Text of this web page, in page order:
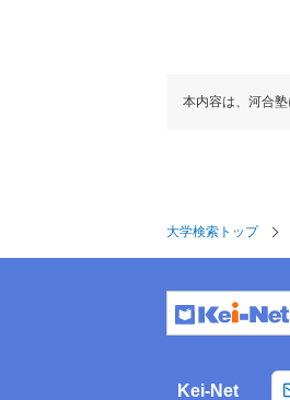
本内容は、河合
大学検索トップ
Kei-Net